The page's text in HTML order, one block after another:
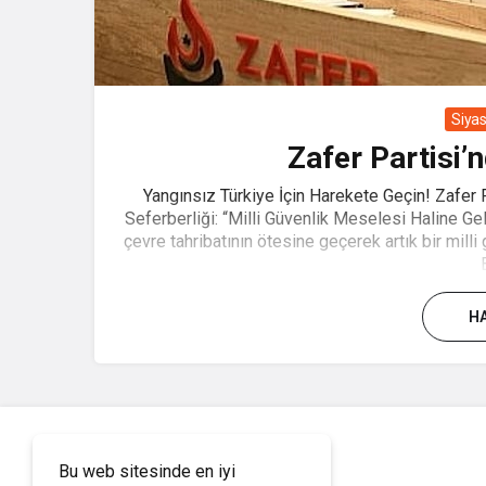
Zafer
Yangınsız Türkiye İçin Harekete Geçin! Zafer
Seferberliği: “Milli Güvenlik Meselesi Haline
çevre tahribatının ötesine geçerek artık bir
Bu web sitesinde en iyi